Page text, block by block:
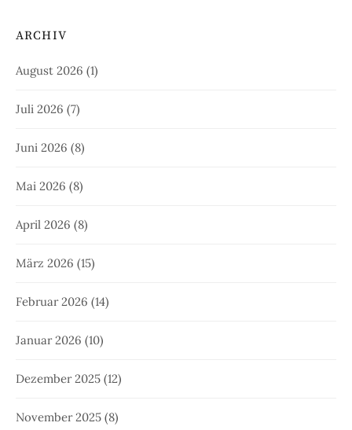
ARCHIV
August 2026 (1)
Juli 2026 (7)
Juni 2026 (8)
Mai 2026 (8)
April 2026 (8)
März 2026 (15)
Februar 2026 (14)
Januar 2026 (10)
Dezember 2025 (12)
November 2025 (8)